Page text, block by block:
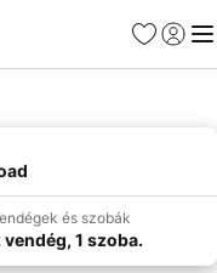
Kedvencek
és szobák
vendég, 1 szoba.